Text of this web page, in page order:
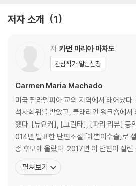
서 현실보다 더 현실 같은 초현실을 탐사한다.
demolishes the arbitrary borders
sm and science fiction, comedy and
ell and Kelly Link, she has a voice that
tric and provocative debut, Machado
artling narratives that map the
he violence visited upon their bodies.
and's entreaties to remove the green
neck. A woman recounts her sexual
owly consumes humanity. A
ying discovery within the seams of
저자 소개 1
저 카먼 마리아 마차도
관심작가 알림신청
Carmen Maria Machado
미국 필라델피아 교외 지역에서 태어났다
석사학위를 받았고, 클래리언 워크숍에서
했다. [뉴요커], [그란타], [파리 리뷰] 등
014년 발표한 단편소설 「예쁜이수술」로
종 후보에 올랐다. 2017년 이 단편이 실린
들의 파티 Her Body and Other Parties』를 출
를 넘나들며 여성의 몸과 욕망을 독창적인
펼쳐보기